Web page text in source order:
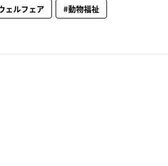
ェルフェア #動物福祉